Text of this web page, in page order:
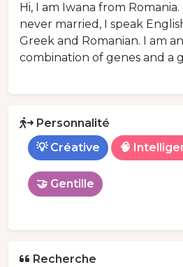
Hi, I am Iwana from
never married, I speak
Greek and Romanian. I am
combination of genes and a
Personnalité
💡 Créative
🧠
🤝 Gentille
Recherche